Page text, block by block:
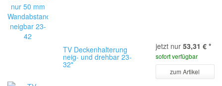
TV Deckenhalterung
neig- und drehbar 23-
32"
jetzt nur 53,31 € *
sofort verfügbar
zum Artikel